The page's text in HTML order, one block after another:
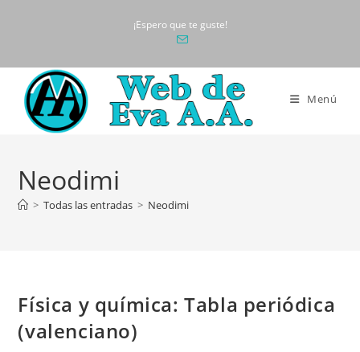
¡Espero que te guste!
Menú
Neodimi
> Todas las entradas > Neodimi
Física y química: Tabla periódica
(valenciano)